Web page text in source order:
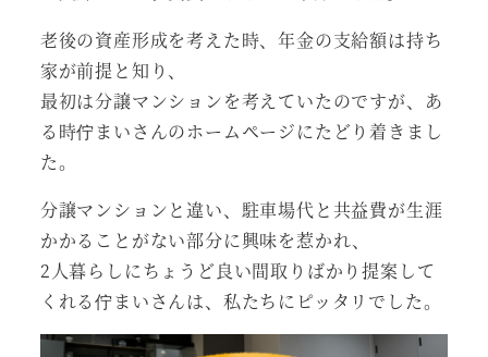
老後の資産形成を考えた時、年金の支給額は持ち
家が前提と知り、
最初は分譲マンションを考えていたのですが、あ
る時佇まいさんのホームページにたどり着きまし
た。
分譲マンションと違い、駐車場代と共益費が生涯
かかることがない部分に興味を惹かれ、
2人暮らしにちょうど良い間取りばかり提案して
くれる佇まいさんは、私たちにピッタリでした。